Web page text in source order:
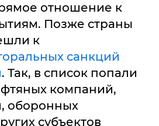
отношение к
Позже страны
к
санкций
. Так, в список попали
компаний,
оборонных
субъектов